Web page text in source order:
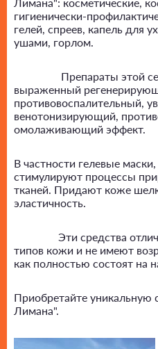
гигиенически-
гелей, спреев, капель для
ушами, горлом.
Препараты этой
выраженный
противовоспалительный,
венотонизирующий,
омолаживающий эффект.
В частности гелевые
стимулируют процессы
тканей. Придают коже
эластичность.
Эти средства
типов кожи и не имеют
как полностью состоят на
Приобретайте уникальную
Лимана".